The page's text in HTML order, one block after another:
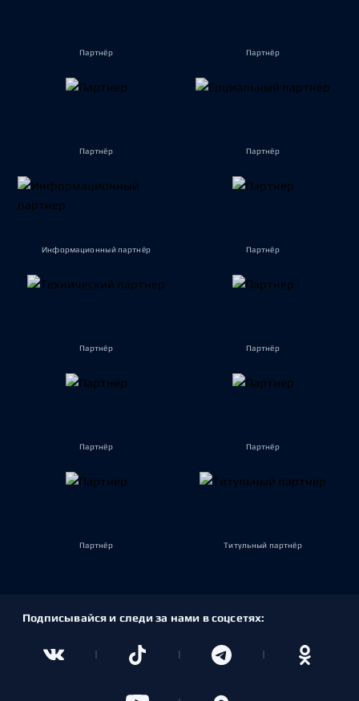
Партнёр Партнёр
Партнёр Партнёр
Информационный партнёр Партнёр
Партнёр Партнёр
Партнёр Партнёр
Партнёр Титульный партнёр
Подписывайся и следи за нами в соцсетях: